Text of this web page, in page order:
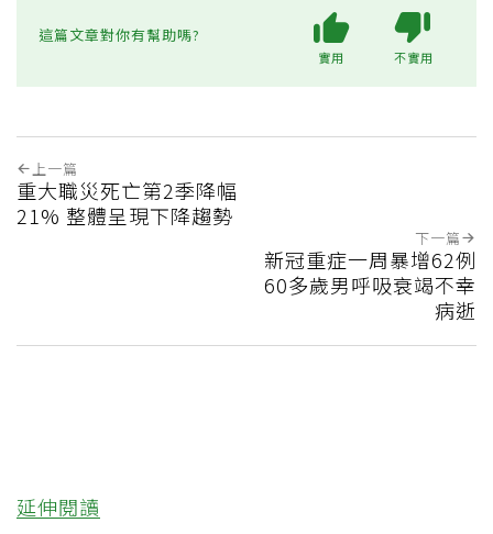
這篇文章對你有幫助嗎?
實用 不實用
上一篇
重大職災死亡第2季降幅
21% 整體呈現下降趨勢
下一篇
新冠重症一周暴增62例
60多歲男呼吸衰竭不幸
病逝
延伸閱讀